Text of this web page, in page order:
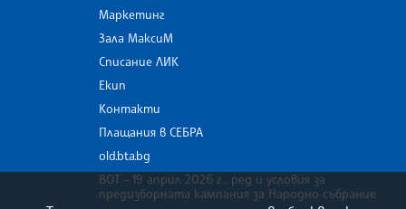
Маркетинг
Зала МаксиМ
Списание ЛИК
Екип
Контакти
Плащания в СЕБРА
old.bta.bg
ВОТ - 19 април 2026 г . ред и условия за
предизборната кампания за Народно събрание